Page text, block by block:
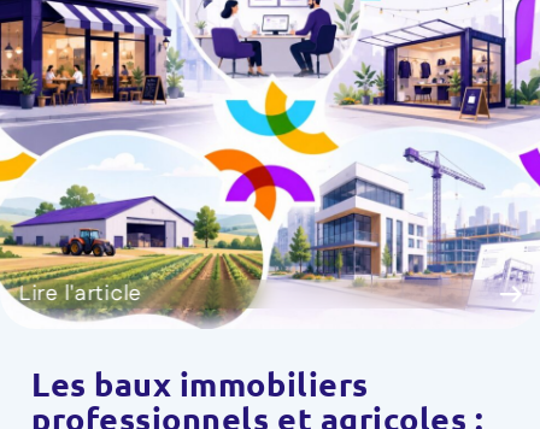
Lire l'article
Les baux immobiliers
professionnels et agricoles :